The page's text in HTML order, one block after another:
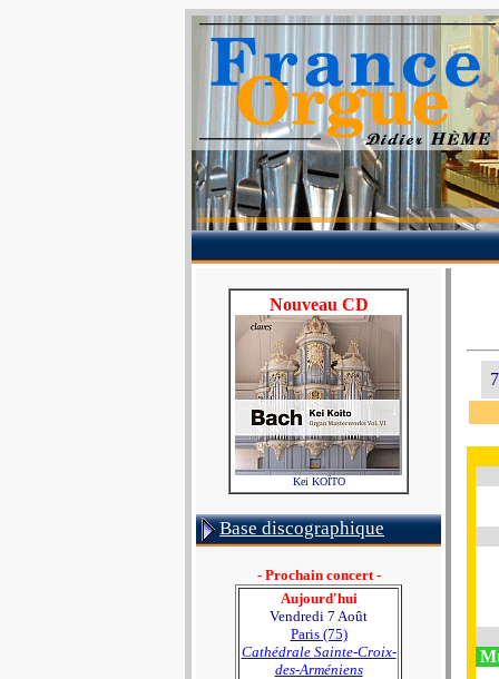
Nouveau CD
Kei KOÏTO
Base discographique
- Prochain concert -
Aujourd'hui
Vendredi 7 Août
Paris (75)
Cathédrale Sainte-Croix-
des-Arméniens